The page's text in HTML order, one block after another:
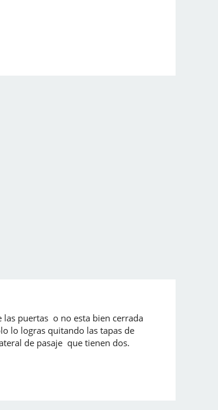
las puertas o no esta bien cerrada
lo logras quitando las tapas de
de pasaje que tienen dos.